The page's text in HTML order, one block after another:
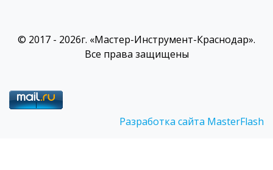
© 2017 - 2026г. «Мастер-Инструмент-Краснодар».
Все права защищены
Разработка сайта MasterFlash